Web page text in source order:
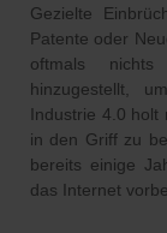
Gezielte
Patente oder
oftmals
hinzugestellt,
Industrie 4.0 holt
in den Griff zu
bereits einige
das Internet